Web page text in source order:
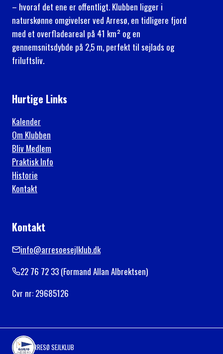
– hvoraf det ene er offentligt. Klubben ligger i
naturskønne omgivelser ved Arresø, en tidligere fjord
med et overfladeareal på 41 km² og en
gennemsnitsdybde på 2,5 m, perfekt til sejlads og
friluftsliv.
Hurtige Links
Kalender
Om Klubben
Bliv Medlem
Praktisk Info
Historie
Kontakt
Kontakt
info@arresoesejlklub.dk
22 76 72 33 (Formand Allan Albrektsen)
Cvr nr: 29685126
ARRESØ SEJLKLUB